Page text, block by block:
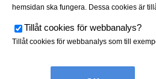
hemsidan ska fungera. Dessa cookies är
Tillåt cookies för webbanalys?
Tillåt cookies för webbanalys som till